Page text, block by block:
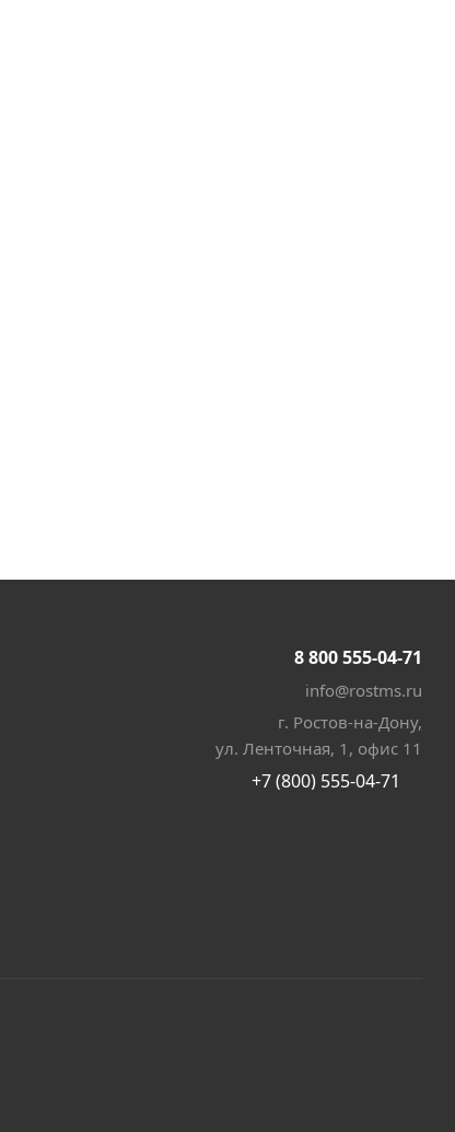
8 800 555-04-71
info@rostms.ru
г. Ростов-на-Дону,
ул. Ленточная, 1, офис 11
+7 (800) 555-04-71